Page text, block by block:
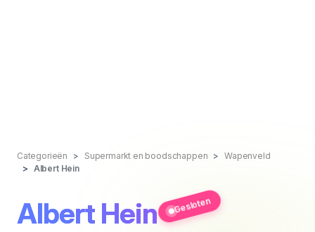
Categorieën Supermarkt en boodschappen
Wapenveld
Albert Hein
Albert Hein Gesloten